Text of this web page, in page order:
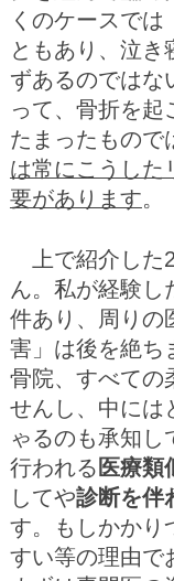
くのケースでは
ともあり、泣き
ずあるのではな
って、骨折を起
たまったもので
は常にこうした
要があります。
上で紹介した
ん。私が経験し
件あり、周りの
害」は後を絶ち
骨院、すべての
せんし、中には
ゃるのも承知し
行われる 医療類
してや診断を伴
す。もしかかり
すい等の理由で